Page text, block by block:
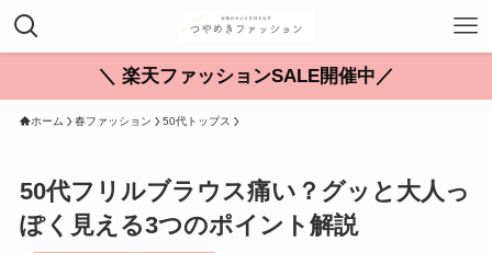
＼ 楽天ファッションSALE開催中／
ホーム 春ファッション 50代トップス
50代フリルブラウス痛い？グッと大人っ
ぽく見える3つのポイント解説